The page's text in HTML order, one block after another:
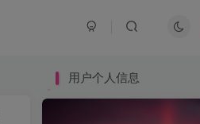
用户个人信息
用户个人信息